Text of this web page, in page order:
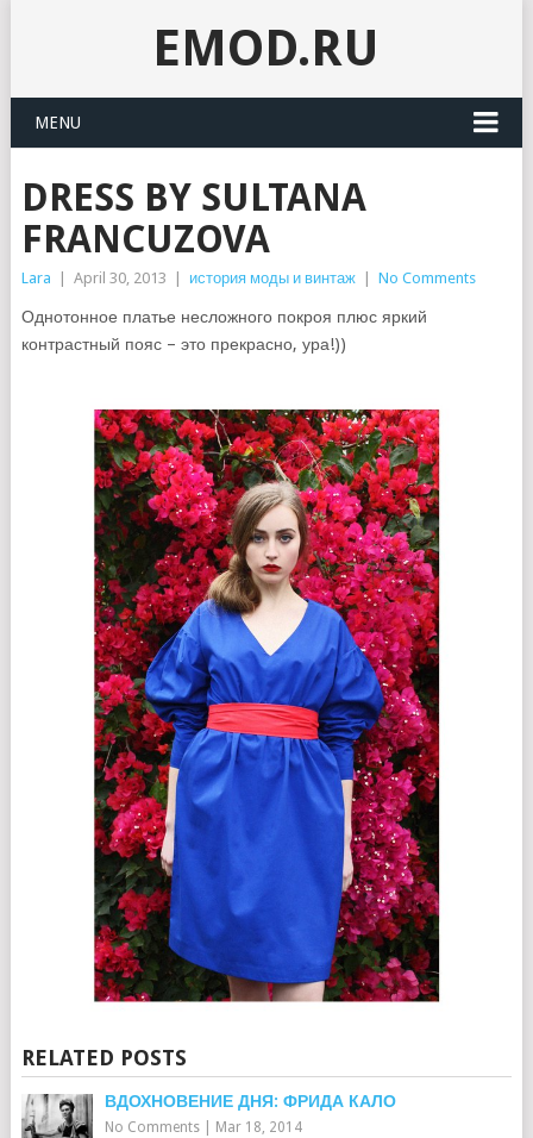
EMOD.RU
MENU
DRESS BY SULTANA
FRANCUZOVA
Lara April 30, 2013 история моды и винтаж No Comments
Однотонное платье несложного покроя плюс яркий
контрастный пояс – это прекрасно, ура!))
RELATED POSTS
ВДОХНОВЕНИЕ ДНЯ: ФРИДА КАЛО
No Comments| Mar 18, 2014